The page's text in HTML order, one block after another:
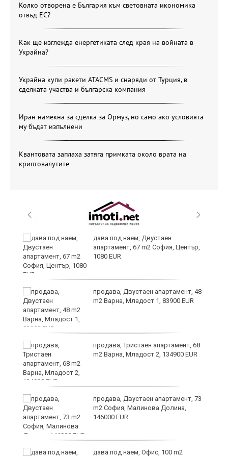
Колко отворена е България към световната икономика
отвъд ЕС?
Как ще изглежда енергетиката след края на войната в
Украйна?
Украйна купи ракети ATACMS и снаряди от Турция, в
сделката участва и българска компания
Иран намекна за сделка за Ормуз, но само ако условията
му бъдат изпълнени
Квантовата заплаха затяга примката около врата на
криптовалутите
дава под наем, Двустаен
апартамент, 67 m2 София, Център,
1080 EUR
продава, Двустаен апартамент, 48
m2 Варна, Младост 1, 83900 EUR
продава, Тристаен апартамент, 68
m2 Варна, Младост 2, 134900 EUR
продава, Двустаен апартамент, 73
m2 София, Малинова Долина,
146000 EUR
дава под наем, Офис, 100 m2